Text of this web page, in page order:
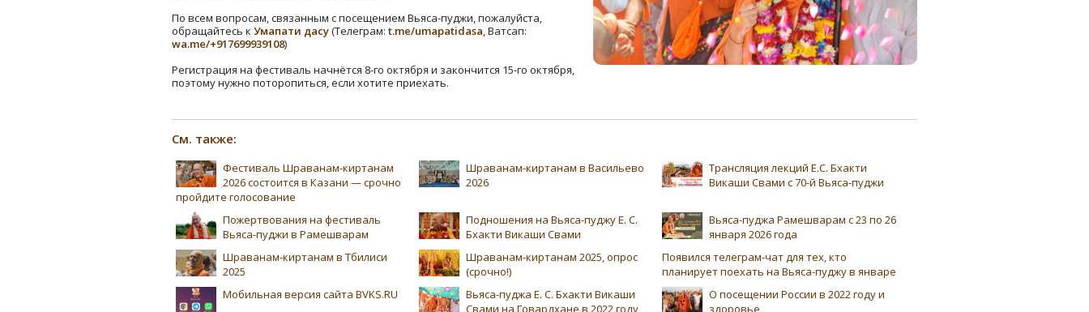
По всем вопросам, связанным с посещением Вьяса-пуджи, пожалуйста,
обращайтесь к Умапати дасу(Телеграм: t.me/umapatidasa, Ватсап:
wa.me/+917699939108)
Регистрация на фестиваль начнётся 8-го октября и закончится 15-го октября,
поэтому нужно поторопиться, если хотите приехать.
См. также:
Фестиваль Шраванам-киртанам
2026 состоится в Казани — срочно
пройдите голосование
Шраванам-киртанам в Васильево
2026
Трансляция лекций Е.С. Бхакти
Викаши Свами с 70-й Вьяса-пуджи
Пожертвования на фестиваль
Вьяса-пуджи в Рамешварам
Подношения на Вьяса-пуджу Е. С.
Бхакти Викаши Свами
Вьяса-пуджа Рамешварам с 23 по 26
января 2026 года
Шраванам-киртанам в Тбилиси
2025
Шраванам-киртанам 2025, опрос
(срочно!)
Появился телеграм-чат для тех, кто
планирует поехать на Вьяса-пуджу в январе
Мобильная версия сайта BVKS.RU
Вьяса-пуджа Е. С. Бхакти Викаши
Свами на Говардхане в 2022 году
О посещении России в 2022 году и
здоровье